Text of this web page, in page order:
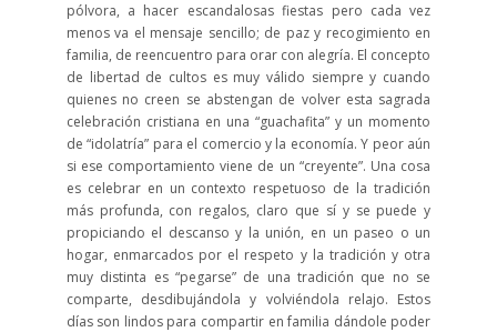
pólvora, a hacer escandalosas fiestas pero cada vez
menos va el mensaje sencillo; de paz y recogimiento en
familia, de reencuentro para orar con alegría. El concepto
de libertad de cultos es muy válido siempre y cuando
quienes no creen se abstengan de volver esta sagrada
celebración cristiana en una “guachafita” y un momento
de “idolatría” para el comercio y la economía. Y peor aún
si ese comportamiento viene de un “creyente”. Una cosa
es celebrar en un contexto respetuoso de la tradición
más profunda, con regalos, claro que sí y se puede y
propiciando el descanso y la unión, en un paseo o un
hogar, enmarcados por el respeto y la tradición y otra
muy distinta es “pegarse” de una tradición que no se
comparte, desdibujándola y volviéndola relajo. Estos
días son lindos para compartir en familia dándole poder